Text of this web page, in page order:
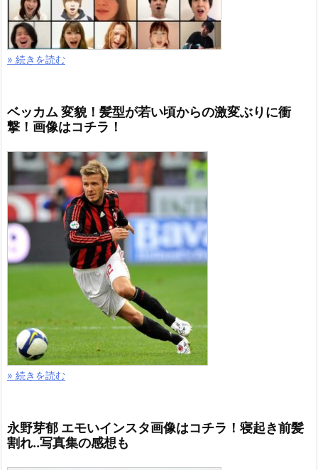
» 続きを読む
ベッカム 変貌！髪型が若い頃からの激変ぶりに衝
撃！画像はコチラ！
» 続きを読む
永野芽郁 エモいインスタ画像はコチラ！寝起き前髪
割れ..写真集の感想も